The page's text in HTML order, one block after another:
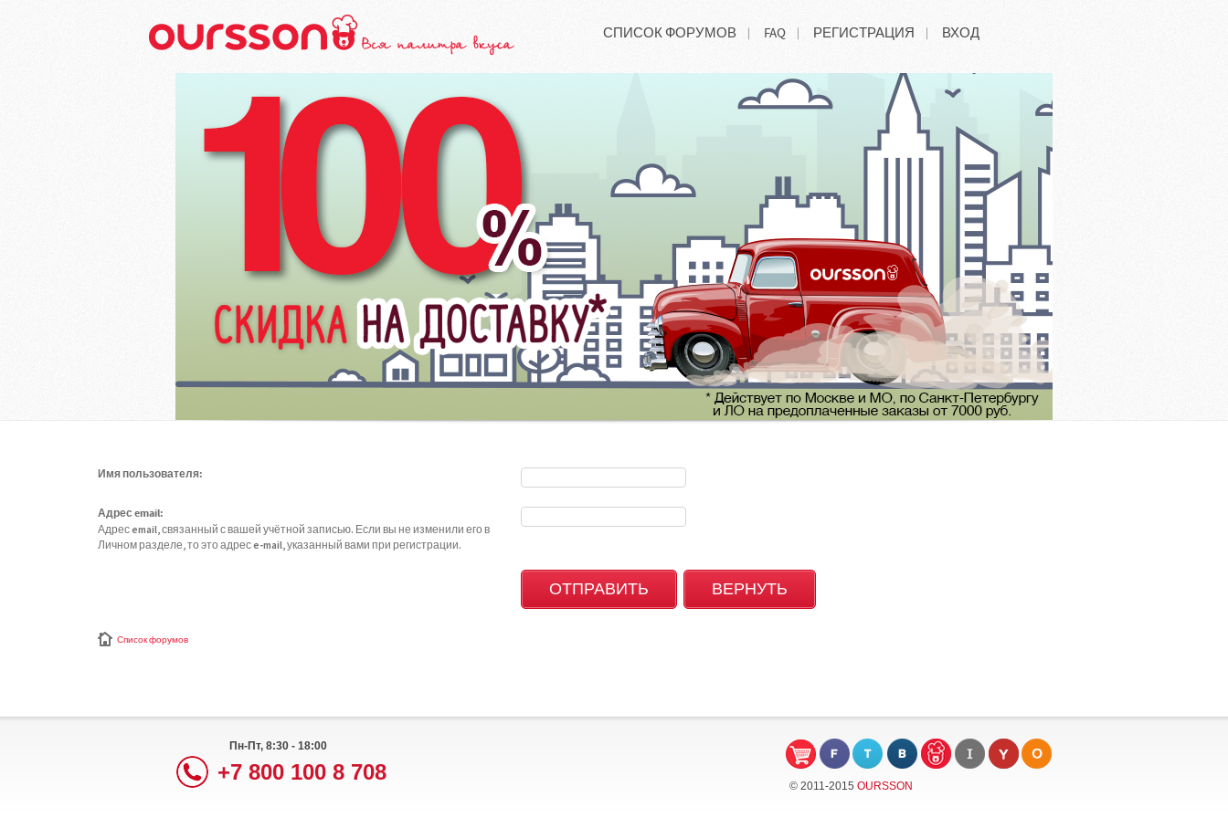
СПИСОК ФОРУМОВ FAQ РЕГИСТРАЦИЯ ВХОД
Имя пользователя:
Адрес email:
Адрес email, связанный с вашей учётной записью. Если вы не изменили его в
Личном разделе, то это адрес e-mail, указанный вами при регистрации.
Список форумов
Пн-Пт, 8:30 - 18:00
+7 800 100 8 708
© 2011-2015 OURSSON